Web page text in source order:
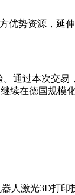
势资源，延
通过本次交易
续在德国规模
人激光3D打印